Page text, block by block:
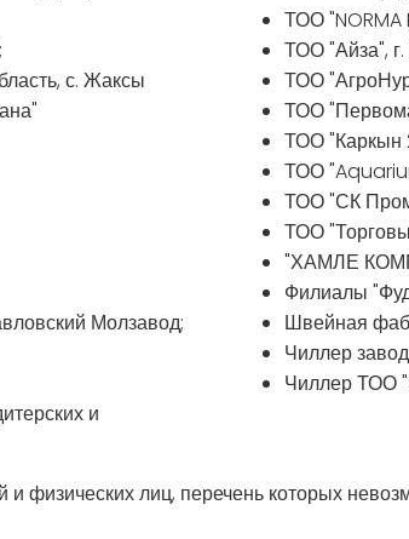
с. Жаксы
Молзавод;
и
ТОО "NORMA
ТОО "Айза",
ТОО
ТОО
ТОО "Каркын
ТОО
ТОО "СК
ТОО
"ХАМЛЕ
Филиалы
Швейная
Чиллер
Чиллер ТОО
физических лиц, перечень которых